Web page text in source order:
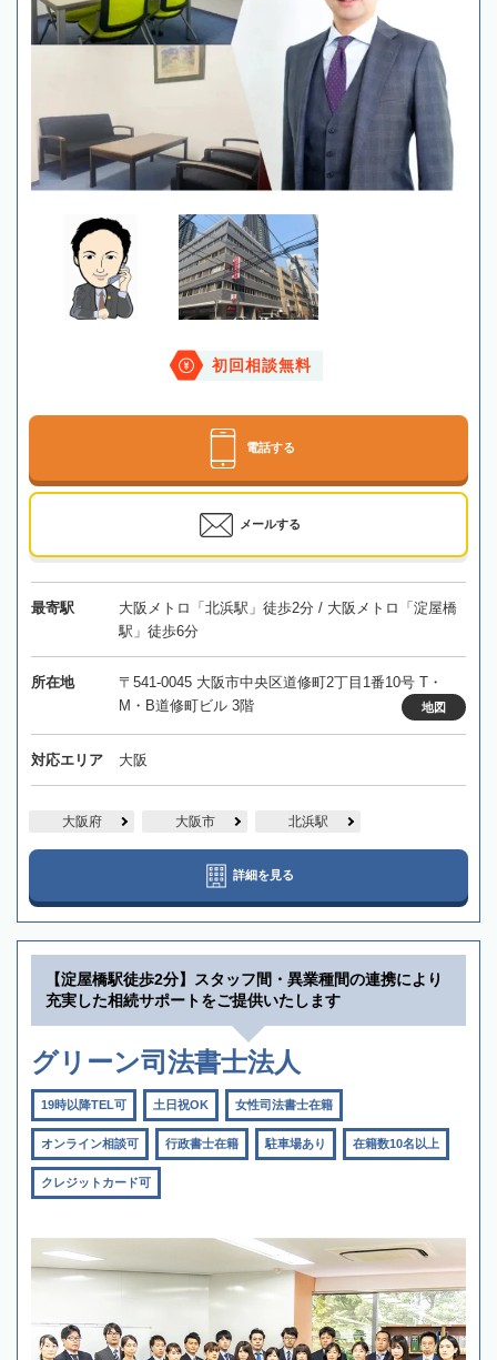
初回相談無料
電話する
メールする
最寄駅
大阪メトロ「北浜駅」徒歩2分 / 大阪メトロ「淀屋橋
駅」徒歩6分
所在地
〒541-0045 大阪市中央区道修町2丁目1番10号 T・
M・B道修町ビル 3階
地図
対応エリア 大阪
大阪府 大阪市 北浜駅
詳細を見る
【淀屋橋駅徒歩2分】スタッフ間・異業種間の連携により
充実した相続サポートをご提供いたします
グリーン司法書士法人
19時以降TEL可 土日祝OK 女性司法書士在籍
オンライン相談可 行政書士在籍 駐車場あり 在籍数10名以上
クレジットカード可